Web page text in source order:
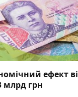
ефект
млрд грн